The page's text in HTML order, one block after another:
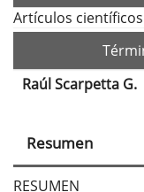
Artículos científicos
Contenido
principal
del
Raúl Scarpetta G.
Resumen
RESUMEN